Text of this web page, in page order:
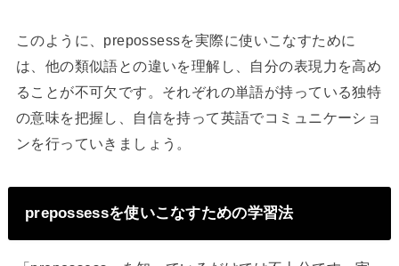
このように、prepossessを実際に使いこなすために
は、他の類似語との違いを理解し、自分の表現力を高め
ることが不可欠です。それぞれの単語が持っている独特
の意味を把握し、自信を持って英語でコミュニケーショ
ンを行っていきましょう。
prepossessを使いこなすための学習法